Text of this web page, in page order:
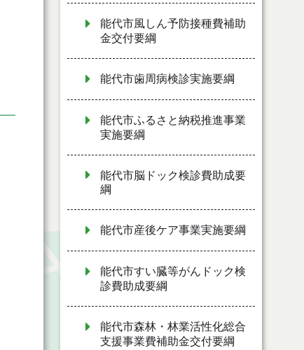
能代市風しん予防接種費補助
金交付要綱
能代市歯周病検診実施要綱
能代市ふるさと納税推進事業
実施要綱
能代市脳ドック検診費助成要
綱
能代市産後ケア事業実施要綱
能代市すい臓等がんドック検
診費助成要綱
能代市森林・林業活性化総合
支援事業費補助金交付要綱